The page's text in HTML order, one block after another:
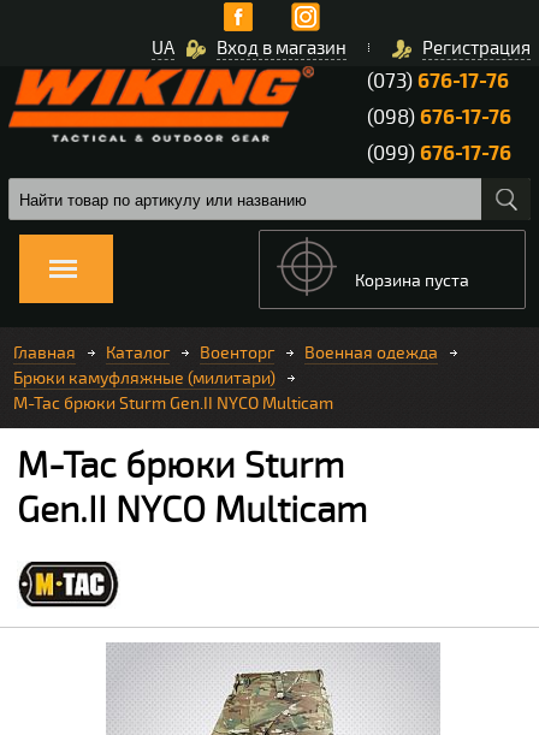
Вход в магазин Регистрация
UA
(073)676-17-76
(098)676-17-76
(099)676-17-76
Корзина пуста
Главная Каталог Военторг
Военная одежда
Брюки камуфляжные (милитари)
M-Tac брюки Sturm Gen.II NYCO Multicam
M-Tac брюки Sturm
Gen.II NYCO Multicam